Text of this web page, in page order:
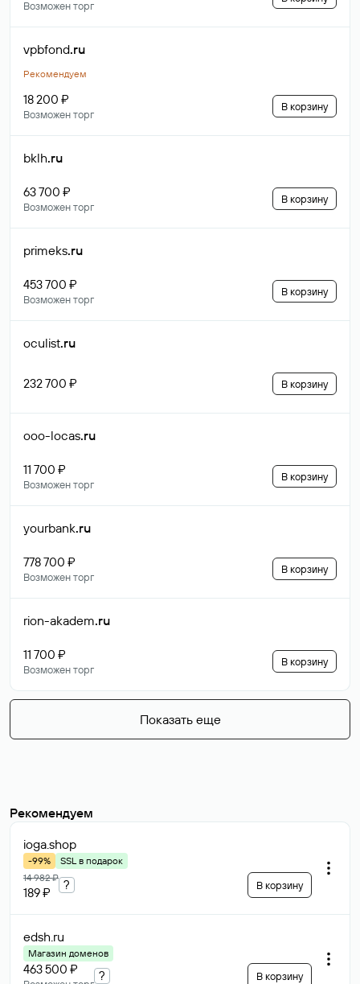
Возможен торг
vpbfond.ru
Рекомендуем
18 200 ₽
Возможен торг
В корзину
bklh.ru
63 700 ₽
Возможен торг
В корзину
primeks.ru
453 700 ₽
Возможен торг
В корзину
oculist.ru
232 700 ₽ В корзину
ooo-locas.ru
11 700 ₽
Возможен торг
В корзину
yourbank.ru
778 700 ₽
Возможен торг
В корзину
rion-akadem.ru
11 700 ₽
Возможен торг
В корзину
Показать еще
Рекомендуем
ioga.shop
-99%
SSL в подарок
14 982 ₽
189 ₽
? В корзину
edsh.ru
Магазин доменов
463 500 ₽ ? В корзину